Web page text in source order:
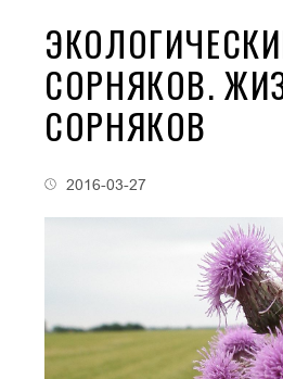
СОРНЯКОВ.
СОРНЯКОВ
2016-03-27